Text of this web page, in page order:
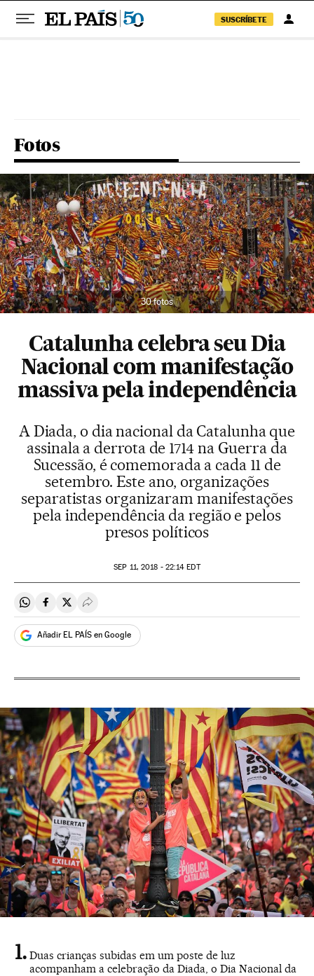
SUSCRÍBETE
Fotos
30 fotos
Catalunha celebra seu Dia
Nacional com manifestação
massiva pela independência
A Diada, o dia nacional da Catalunha que
assinala a derrota de 1714 na Guerra da
Sucessão, é comemorada a cada 11 de
setembro. Este ano, organizações
separatistas organizaram manifestações
pela independência da região e pelos
presos políticos
SEP 11, 2018 - 22:14 EDT
Compartir en Whatsapp
Compartir en Facebook
Compartir en Twitter
Desplegar Redes Sociales
Añadir EL PAÍS en Google
Duas crianças subidas em um poste de luz
acompanham a celebração da Diada, o Dia Nacional da